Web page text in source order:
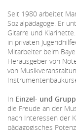
Seit 1980 arbeitet
Sozialpädagoge. Er
Gitarre und
in privaten
Mitarbeiter beim
Herausgeber von
von
In Einzel- und
die Freude an der
nach Interessen der
pädagogisches